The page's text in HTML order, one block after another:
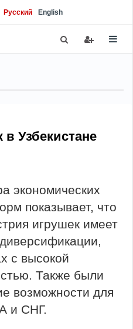
Русский English
Узбекистане
экономических
показывает, что
игрушек имеет
с высокой
Также были
возможности для
и СНГ.